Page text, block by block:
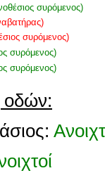
συρόμενος)
συρόμενος)
συρόμενος)
συρόμενος)
οδών: